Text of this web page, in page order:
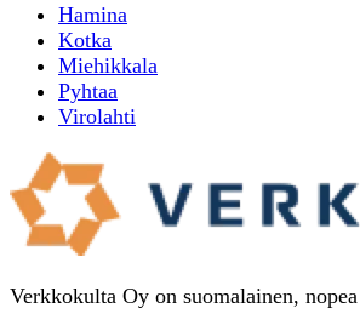
Hamina
Kotka
Miehikkala
Pyhtaa
Virolahti
Verkkokulta Oy on suomalainen,